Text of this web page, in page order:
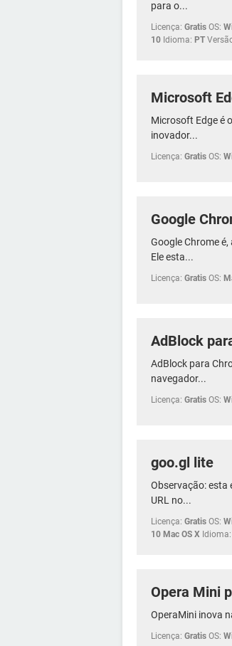
para o...
Licença: Gratis OS:
10 Idioma: PT
Microsoft
Microsoft Edge é
inovador...
Licença: Gratis OS:
Google
Google Chrome
Ele esta...
Licença: Gratis OS:
AdBlock
AdBlock para
navegador...
Licença: Gratis OS:
goo.gl lite
Observação: esta
URL no...
Licença: Gratis OS:
10 Mac OS X Idioma:
Opera Mini
OperaMini inova
Licença: Gratis OS: